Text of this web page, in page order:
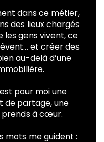
dans ce métier,
des lieux chargés
les gens vivent, ce
et créer des
au-delà d’une
pour moi une
de partage, une
prends à cœur.
mots me guident :